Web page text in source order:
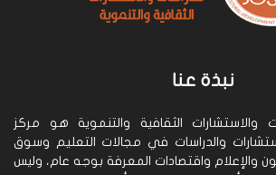
نبذة عنا
والاستشارات الثقافية والتنموية هو مركز
والدراسات في مجالات التعليم وسوق
والإعلام واقتصادات المعرفة بوجه عام، وليس